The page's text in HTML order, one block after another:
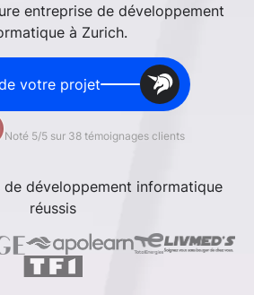
entreprise de développement
à Zurich.
votre projet
Noté 5/5 sur 38 témoignages clients
développement informatique
réussis